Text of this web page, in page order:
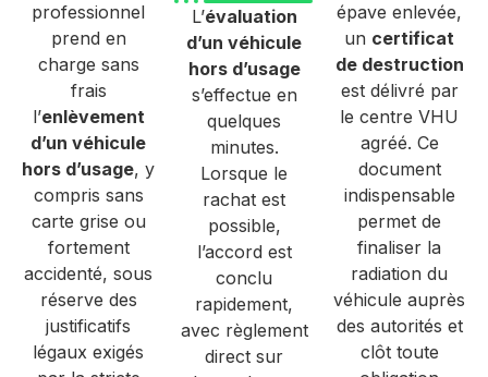
professionnel
prend en
charge sans
frais
l’enlèvement
d’un véhicule
hors d’usage, y
compris sans
carte grise ou
fortement
accidenté, sous
réserve des
justificatifs
légaux exigés
L’évaluation
d’un véhicule
hors d’usage
s’effectue en
quelques
minutes.
Lorsque le
rachat est
possible,
l’accord est
conclu
rapidement,
avec règlement
direct sur
épave enlevée,
un certificat
de destruction
est délivré par
le centre VHU
agréé. Ce
document
indispensable
permet de
finaliser la
radiation du
véhicule auprès
des autorités et
clôt toute